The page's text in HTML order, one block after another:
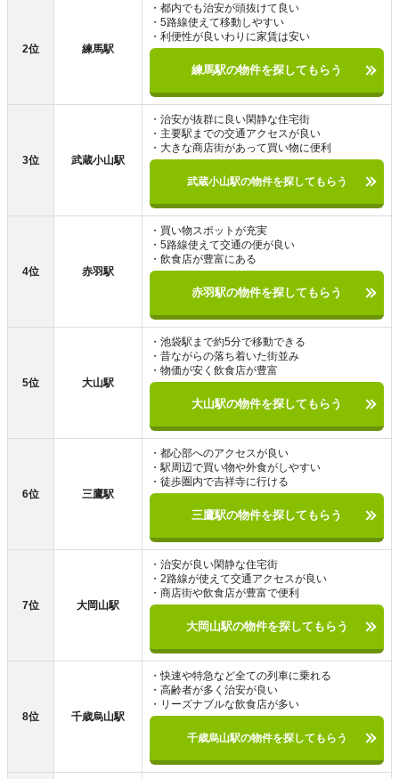
2位 練馬駅
・都内でも治安が頭抜けて良い
・5路線使えて移動しやすい
・利便性が良いわりに家賃は安い
練馬駅の物件を探してもらう
3位 武蔵小山駅
・治安が抜群に良い閑静な住宅街
・主要駅までの交通アクセスが良い
・大きな商店街があって買い物に便利
武蔵小山駅の物件を探してもらう
4位 赤羽駅
・買い物スポットが充実
・5路線使えて交通の便が良い
・飲食店が豊富にある
赤羽駅の物件を探してもらう
5位 大山駅
・池袋駅まで約5分で移動できる
・昔ながらの落ち着いた街並み
・物価が安く飲食店が豊富
大山駅の物件を探してもらう
6位 三鷹駅
・都心部へのアクセスが良い
・駅周辺で買い物や外食がしやすい
・徒歩圏内で吉祥寺に行ける
三鷹駅の物件を探してもらう
7位 大岡山駅
・治安が良い閑静な住宅街
・2路線が使えて交通アクセスが良い
・商店街や飲食店が豊富で便利
大岡山駅の物件を探してもらう
8位 千歳烏山駅
・快速や特急など全ての列車に乗れる
・高齢者が多く治安が良い
・リーズナブルな飲食店が多い
千歳烏山駅の物件を探してもらう